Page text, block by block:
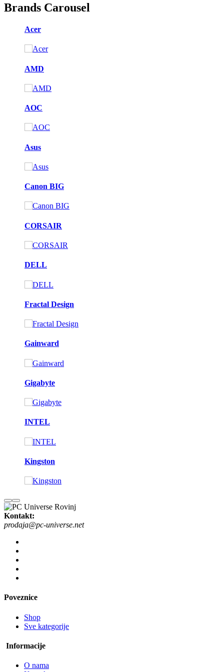
Brands Carousel
Acer
AMD
AOC
Asus
Canon BIG
CORSAIR
DELL
Fractal Design
Gainward
Gigabyte
INTEL
Kingston
Kontakt:
prodaja@pc-universe.net
Poveznice
Shop
Sve kategorije
Informacije
O nama